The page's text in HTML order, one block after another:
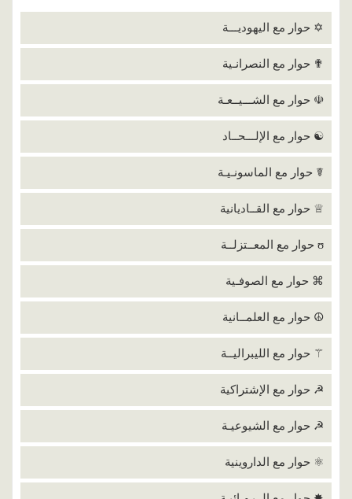
✡ حوار مع اليهوديـــة
✟ حوار مع النصرانـية
☫ حوار مع الشـــيــعـة
☯ حوار مع الإلـــحــاد
☤ حوار مع الماسونـيـة
♕ حوار مع القــاديانية
ʊ حوار مع المعــتزلــة
⌘ حوار مع الصوفـية
☮ حوار مع العلمــانية
⚚ حوار مع الليبراليــة
☭ حوار مع الإشتراكية
☭ حوار مع الشيوعيـة
⚛ حوار مع الداروينية